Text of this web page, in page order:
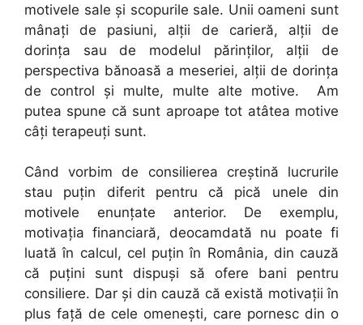
motivele sale şi scopurile sale. Unii oameni sunt
mânaţi de pasiuni, alţii de carieră, alţii de
dorinţa sau de modelul părinţilor, alţii de
perspectiva bănoasă a meseriei, alţii de dorinţa
de control şi multe, multe alte motive. Am
putea spune că sunt aproape tot atâtea motive
câţi terapeuţi sunt.
Când vorbim de consilierea creştină lucrurile
stau puţin diferit pentru că pică unele din
motivele enunţate anterior. De exemplu,
motivaţia financiară, deocamdată nu poate fi
luată în calcul, cel puţin în România, din cauză
că puţini sunt dispuşi să ofere bani pentru
consiliere. Dar şi din cauză că există motivaţii în
plus faţă de cele omeneşti, care pornesc din o